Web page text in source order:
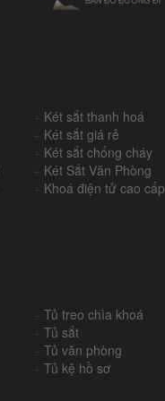
Két sắt thanh hoá
Két sắt giá rẻ
Két sắt chống cháy
Két Sắt Văn Phòng
Khoá điện tử cao cấp
Tủ treo chìa khoá
Tủ sắt
Tủ văn phòng
Tủ kệ hồ sơ